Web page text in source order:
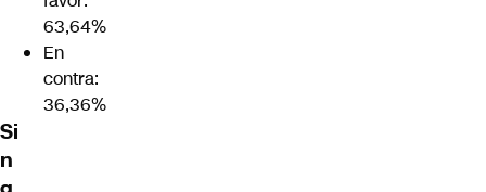
63,64%
En
contra:
36,36%
Si
n